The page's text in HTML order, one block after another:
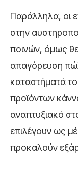
Παράλληλα, οι
στην
ποινών, όμως
απαγόρευση
καταστήματά
προϊόντων
αναπτυξιακό
επιλέγουν ως
προκαλούν